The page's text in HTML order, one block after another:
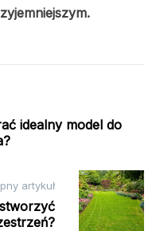
idealny model do
artykuł